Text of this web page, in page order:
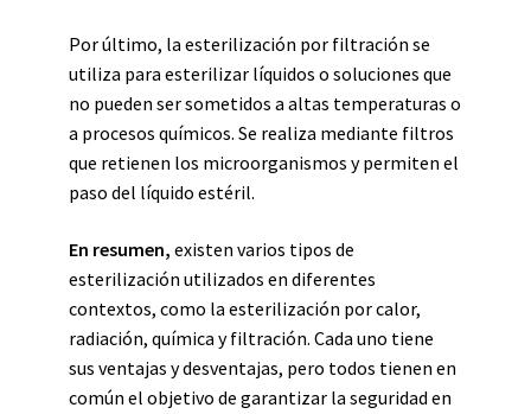
Por último, la esterilización por filtración se
utiliza para esterilizar líquidos o soluciones que
no pueden ser sometidos a altas temperaturas o
a procesos químicos. Se realiza mediante filtros
que retienen los microorganismos y permiten el
paso del líquido estéril.
En resumen, existen varios tipos de
esterilización utilizados en diferentes
contextos, como la esterilización por calor,
radiación, química y filtración. Cada uno tiene
sus ventajas y desventajas, pero todos tienen en
común el objetivo de garantizar la seguridad en